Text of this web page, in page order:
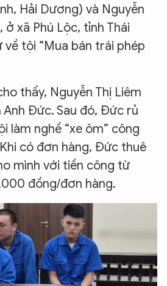
Hải Dương) và Nguyễn
ở xã Phú Lộc, tỉnh Thái
về tội “Mua bán trái phép
thấy, Nguyễn Thị Liêm
Đức. Sau đó, Đức rủ
làm nghề “xe ôm” công
có đơn hàng, Đức thuê
mình với tiền công từ
đồng/đơn hàng.